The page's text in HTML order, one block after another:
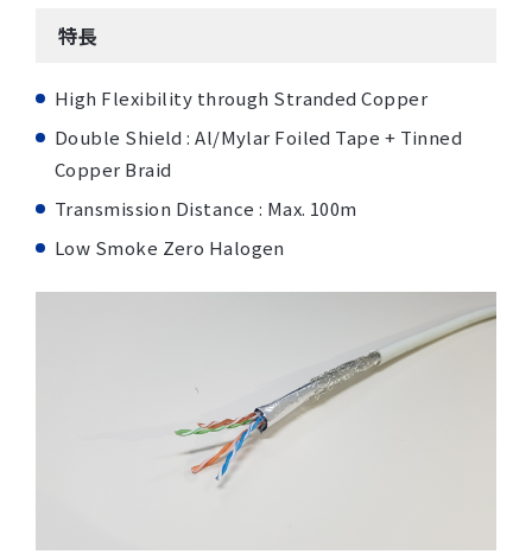
特長
High Flexibility through Stranded Copper
Double Shield : Al/Mylar Foiled Tape + Tinned
Copper Braid
Transmission Distance : Max. 100m
Low Smoke Zero Halogen